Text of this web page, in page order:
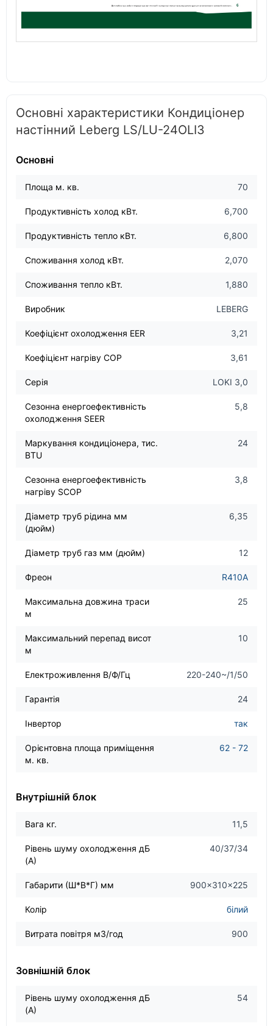
Основні характеристики Кондиціонер
настінний Leberg LS/LU-24OLI3
Основні
Площа м. кв. 70
Продуктивність холод кВт. 6,700
Продуктивність тепло кВт. 6,800
Споживання холод кВт. 2,070
Споживання тепло кВт. 1,880
Виробник LEBERG
Коефіцієнт охолодження EER 3,21
Коефіцієнт нагріву COP 3,61
Серія LOKI 3,0
Сезонна енергоефективність
охолодження SEER
5,8
Маркування кондиціонера, тис.
BTU
24
Сезонна енергоефективність
нагріву SCOP
3,8
Діаметр труб рідина мм
(дюйм)
6,35
Діаметр труб газ мм (дюйм) 12
Фреон R410A
Максимальна довжина траси
м
25
Максимальний перепад висот
м
10
Електроживлення В/Ф/Гц 220-240~/1/50
Гарантія 24
Інвертор так
Орієнтовна площа приміщення
м. кв.
62 - 72
Внутрішній блок
Вага кг. 11,5
Рівень шуму охолодження дБ
(А)
40/37/34
Габарити (Ш*В*Г) мм 900×310×225
Колір білий
Витрата повітря м3/год 900
Зовнішній блок
Рівень шуму охолодження дБ
(А)
54